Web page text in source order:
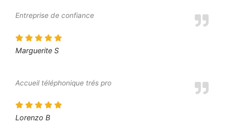
Entreprise de confiance
Marguerite S
Accueil téléphonique trés pro
Lorenzo B